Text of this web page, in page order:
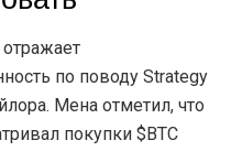
по поводу Strategy
Мена отметил, что
покупки $BTC